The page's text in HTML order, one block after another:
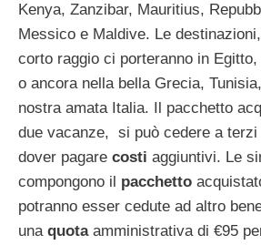
Kenya, Zanzibar, Mauritius,
Messico e Maldive. Le
corto raggio ci porteranno in
o ancora nella bella Grecia,
nostra amata Italia. Il pacchetto
due vacanze, si può cedere a terzi
dover pagare costi aggiuntivi. Le
compongono il pacchetto
potranno esser cedute ad altro
unaquotaamministrativa di €95